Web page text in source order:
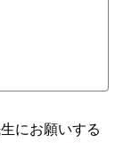
にお願いする